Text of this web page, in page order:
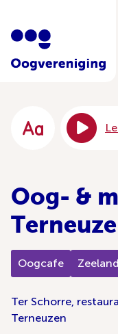
Oog- &
Oogcafe Zeeland
Ter Schorre,
Terneuzen